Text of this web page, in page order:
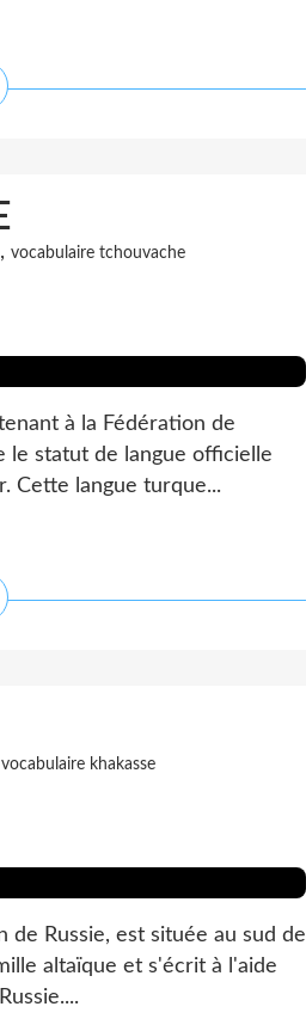
, vocabulaire tchouvache
à la Fédération de
le statut de langue officielle
Cette langue turque...
vocabulaire khakasse
Russie, est située au sud de
altaïque et s'écrit à l'aide